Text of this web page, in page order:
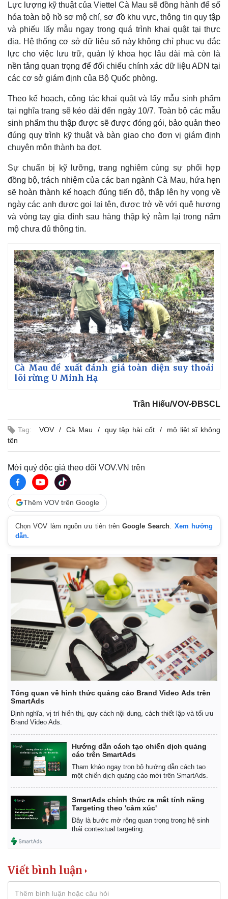
Kinh tế
Bất động sản
Khởi nghiệp
Thị trường
Giá vàng
Tiêu dùng
Tỷ giá
Chứng khoán
Giá cà phê
Lực lượng kỹ thuật của Viettel Cà Mau sẽ đồng hành để số
hóa toàn bộ hồ sơ mộ chí, sơ đồ khu vực, thông tin quy tập
và phiếu lấy mẫu ngay trong quá trình khai quật tại thực
địa. Hệ thống cơ sở dữ liệu số này không chỉ phục vụ đắc
lực cho việc lưu trữ, quản lý khoa học lâu dài mà còn là
nền tảng quan trọng để đối chiếu chính xác dữ liệu ADN tại
các cơ sở giám định của Bộ Quốc phòng.
Theo kế hoạch, công tác khai quật và lấy mẫu sinh phẩm
tại nghĩa trang sẽ kéo dài đến ngày 10/7. Toàn bộ các mẫu
sinh phẩm thu thập được sẽ được đóng gói, bảo quản theo
đúng quy trình kỹ thuật và bàn giao cho đơn vị giám định
chuyên môn thành ba đợt.
Sự chuẩn bị kỹ lưỡng, trang nghiêm cùng sự phối hợp
đồng bộ, trách nhiệm của các ban ngành Cà Mau, hứa hẹn
sẽ hoàn thành kế hoạch đúng tiến độ, thắp lên hy vọng về
ngày các anh được gọi lại tên, được trở về với quê hương
và vòng tay gia đình sau hàng thập kỷ nằm lại trong nấm
mộ chưa đủ thông tin.
Cà Mau đề xuất đánh giá toàn diện suy thoái
lõi rừng U Minh Hạ
Trần Hiếu/VOV-ĐBSCL
Tag: VOV Cà Mau quy tập hài cốt
mộ liệt sĩ không
tên
Mời quý độc giả theo dõi VOV.VN trên
Thêm VOV trên Google
Chọn VOV làm nguồn ưu tiên trênGoogle Search
Xem hướng
dẫn.
Tổng quan về hình thức quảng cáo Brand Video Ads trên
SmartAds
Định nghĩa, vị trí hiển thị, quy cách nội dung, cách thiết lập và tối ưu
Brand Video Ads.
Hướng dẫn cách tạo chiến dịch quảng
cáo trên SmartAds
Tham khảo ngay trọn bộ hướng dẫn cách tạo
một chiến dịch quảng cáo mới trên SmartAds.
SmartAds chính thức ra mắt tính năng
Targeting theo 'cảm xúc'
Đây là bước mở rộng quan trọng trong hệ sinh
thái contextual targeting.
Viết bình luận